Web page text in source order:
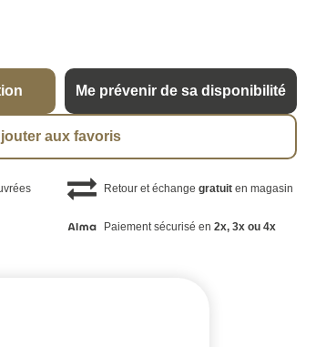
Me prévenir de sa disponibilité
aux favoris
Retour et échange gratuiten magasin
Paiement sécurisé en 2x, 3x ou 4x